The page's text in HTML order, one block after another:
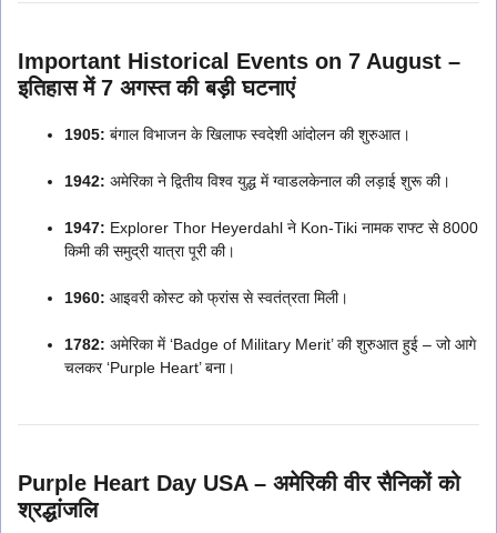
Important Historical Events on 7 August –
इतिहास में 7 अगस्त की बड़ी घटनाएं
1905: बंगाल विभाजन के खिलाफ स्वदेशी आंदोलन की शुरुआत।
1942: अमेरिका ने द्वितीय विश्व युद्ध में ग्वाडलकेनाल की लड़ाई शुरू की।
1947: Explorer Thor Heyerdahl ने Kon-Tiki नामक राफ्ट से 8000
किमी की समुद्री यात्रा पूरी की।
1960: आइवरी कोस्ट को फ्रांस से स्वतंत्रता मिली।
1782: अमेरिका में ‘Badge of Military Merit’ की शुरुआत हुई – जो आगे
चलकर ‘Purple Heart’ बना।
Purple Heart Day USA – अमेरिकी वीर सैनिकों को
श्रद्धांजलि